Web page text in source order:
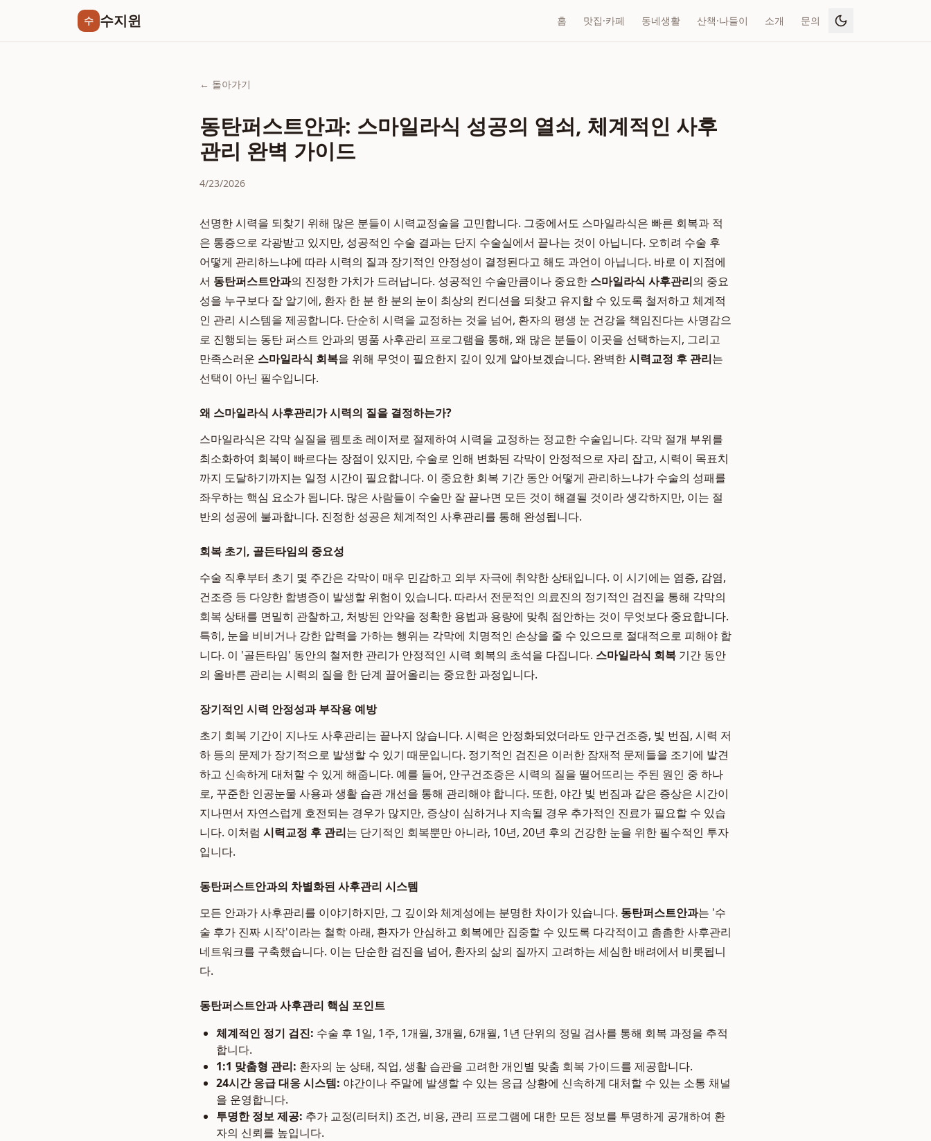
수 수지윈 홈 맛집·카페 동네생활 산책·나들이 소개 문의
← 돌아가기
동탄퍼스트안과: 스마일라식 성공의 열쇠, 체계적인 사후
관리 완벽 가이드
4/23/2026
선명한 시력을 되찾기 위해 많은 분들이 시력교정술을 고민합니다. 그중에서도 스마일라식은 빠른 회복과 적
은 통증으로 각광받고 있지만, 성공적인 수술 결과는 단지 수술실에서 끝나는 것이 아닙니다. 오히려 수술 후
어떻게 관리하느냐에 따라 시력의 질과 장기적인 안정성이 결정된다고 해도 과언이 아닙니다. 바로 이 지점에
서 동탄퍼스트안과의 진정한 가치가 드러납니다. 성공적인 수술만큼이나 중요한 스마일라식 사후관리의 중요
성을 누구보다 잘 알기에, 환자 한 분 한 분의 눈이 최상의 컨디션을 되찾고 유지할 수 있도록 철저하고 체계적
인 관리 시스템을 제공합니다. 단순히 시력을 교정하는 것을 넘어, 환자의 평생 눈 건강을 책임진다는 사명감으
로 진행되는 동탄 퍼스트 안과의 명품 사후관리 프로그램을 통해, 왜 많은 분들이 이곳을 선택하는지, 그리고
만족스러운 스마일라식 회복을 위해 무엇이 필요한지 깊이 있게 알아보겠습니다. 완벽한시력교정 후 관리는
선택이 아닌 필수입니다.
왜 스마일라식 사후관리가 시력의 질을 결정하는가?
스마일라식은 각막 실질을 펨토초 레이저로 절제하여 시력을 교정하는 정교한 수술입니다. 각막 절개 부위를
최소화하여 회복이 빠르다는 장점이 있지만, 수술로 인해 변화된 각막이 안정적으로 자리 잡고, 시력이 목표치
까지 도달하기까지는 일정 시간이 필요합니다. 이 중요한 회복 기간 동안 어떻게 관리하느냐가 수술의 성패를
좌우하는 핵심 요소가 됩니다. 많은 사람들이 수술만 잘 끝나면 모든 것이 해결될 것이라 생각하지만, 이는 절
반의 성공에 불과합니다. 진정한 성공은 체계적인 사후관리를 통해 완성됩니다.
회복 초기, 골든타임의 중요성
수술 직후부터 초기 몇 주간은 각막이 매우 민감하고 외부 자극에 취약한 상태입니다. 이 시기에는 염증, 감염,
건조증 등 다양한 합병증이 발생할 위험이 있습니다. 따라서 전문적인 의료진의 정기적인 검진을 통해 각막의
회복 상태를 면밀히 관찰하고, 처방된 안약을 정확한 용법과 용량에 맞춰 점안하는 것이 무엇보다 중요합니다.
특히, 눈을 비비거나 강한 압력을 가하는 행위는 각막에 치명적인 손상을 줄 수 있으므로 절대적으로 피해야 합
니다. 이 '골든타임' 동안의 철저한 관리가 안정적인 시력 회복의 초석을 다집니다. 스마일라식 회복 기간 동안
의 올바른 관리는 시력의 질을 한 단계 끌어올리는 중요한 과정입니다.
장기적인 시력 안정성과 부작용 예방
초기 회복 기간이 지나도 사후관리는 끝나지 않습니다. 시력은 안정화되었더라도 안구건조증, 빛 번짐, 시력 저
하 등의 문제가 장기적으로 발생할 수 있기 때문입니다. 정기적인 검진은 이러한 잠재적 문제들을 조기에 발견
하고 신속하게 대처할 수 있게 해줍니다. 예를 들어, 안구건조증은 시력의 질을 떨어뜨리는 주된 원인 중 하나
로, 꾸준한 인공눈물 사용과 생활 습관 개선을 통해 관리해야 합니다. 또한, 야간 빛 번짐과 같은 증상은 시간이
지나면서 자연스럽게 호전되는 경우가 많지만, 증상이 심하거나 지속될 경우 추가적인 진료가 필요할 수 있습
니다. 이처럼 시력교정 후 관리는 단기적인 회복뿐만 아니라, 10년, 20년 후의 건강한 눈을 위한 필수적인 투자
입니다.
동탄퍼스트안과의 차별화된 사후관리 시스템
모든 안과가 사후관리를 이야기하지만, 그 깊이와 체계성에는 분명한 차이가 있습니다. 동탄퍼스트안과는 '수
술 후가 진짜 시작'이라는 철학 아래, 환자가 안심하고 회복에만 집중할 수 있도록 다각적이고 촘촘한 사후관리
네트워크를 구축했습니다. 이는 단순한 검진을 넘어, 환자의 삶의 질까지 고려하는 세심한 배려에서 비롯됩니
다.
동탄퍼스트안과 사후관리 핵심 포인트
체계적인 정기 검진: 수술 후 1일, 1주, 1개월, 3개월, 6개월, 1년 단위의 정밀 검사를 통해 회복 과정을 추적
합니다.
1:1 맞춤형 관리: 환자의 눈 상태, 직업, 생활 습관을 고려한 개인별 맞춤 회복 가이드를 제공합니다.
24시간 응급 대응 시스템: 야간이나 주말에 발생할 수 있는 응급 상황에 신속하게 대처할 수 있는 소통 채널
을 운영합니다.
투명한 정보 제공: 추가 교정(리터치) 조건, 비용, 관리 프로그램에 대한 모든 정보를 투명하게 공개하여 환
자의 신뢰를 높입니다.